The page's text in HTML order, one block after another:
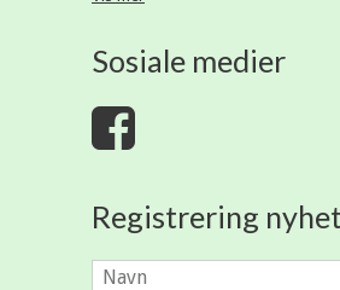
Sosiale medier
Registrering